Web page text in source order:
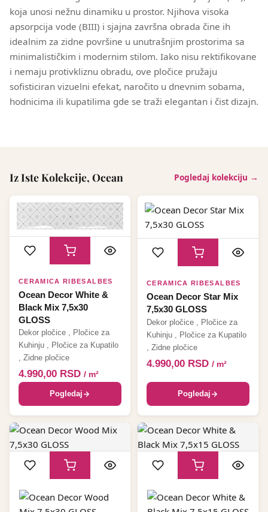
koja unosi nežnu dinamiku u prostor. Njihova visoka
apsorpcija vode (BIII) i sjajna završna obrada čine ih
idealnim za zidne površine u unutrašnjim prostorima sa
minimalističkim i modernim stilom. Iako nisu rektifikovane
i nemaju protivkliznu obradu, ove pločice pružaju
sofisticiran vizuelni efekat, naročito u dnevnim sobama,
hodnicima ili kupatilima gde se traži elegantan i čist dizajn.
Iz Iste Kolekcije, Ocean Pogledaj kolekciju →
CERAMICA RIBESALBES
Ocean Decor White &
Black Mix 7,5x30
GLOSS
Dekor pločice , Pločice za
Kuhinju , Pločice za Kupatilo
, Zidne pločice
4.990,00 RSD / m²
Pogledaj
CERAMICA RIBESALBES
Ocean Decor Star Mix
7,5x30 GLOSS
Dekor pločice
Pločice za
Kuhinju
Pločice za Kupatilo
Zidne pločice
4.990,00 RSD / m²
Pogledaj